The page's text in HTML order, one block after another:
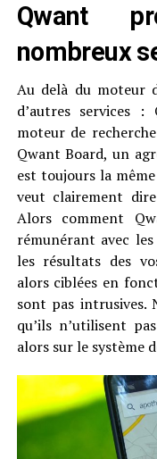
Qwant
nombreux
Au delà du moteur
d’autres services
moteur de
Qwant Board, un
est toujours la
veut clairement
Alors comment
rémunérant avec
les résultats des
alors ciblées en
sont pas intrusives.
qu’ils n’utilisent
alors sur le système